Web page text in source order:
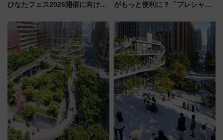
ひなたフェス2026開催に向けJR
全力応援 夜行列車「ドリーム
おひさま号」も走る
がもっと便利に？「プレシャス
ン 場所や営業時間・限定弁当